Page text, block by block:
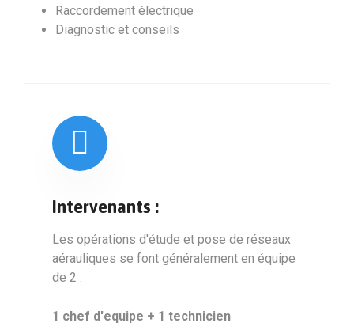
Raccordement électrique
Diagnostic et conseils
Intervenants :
Les opérations d'étude et pose de réseaux
aérauliques se font généralement en équipe
de 2 :
1 chef d'equipe + 1 technicien